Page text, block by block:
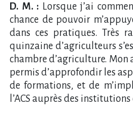
D. M. : Lorsque j’ai
chance de pouvoir
dans ces pratiques. Très
quinzaine d’agriculteurs
chambre d’agriculture. Mon
permis d’approfondir les
de formations, et de
l’ACS auprès des